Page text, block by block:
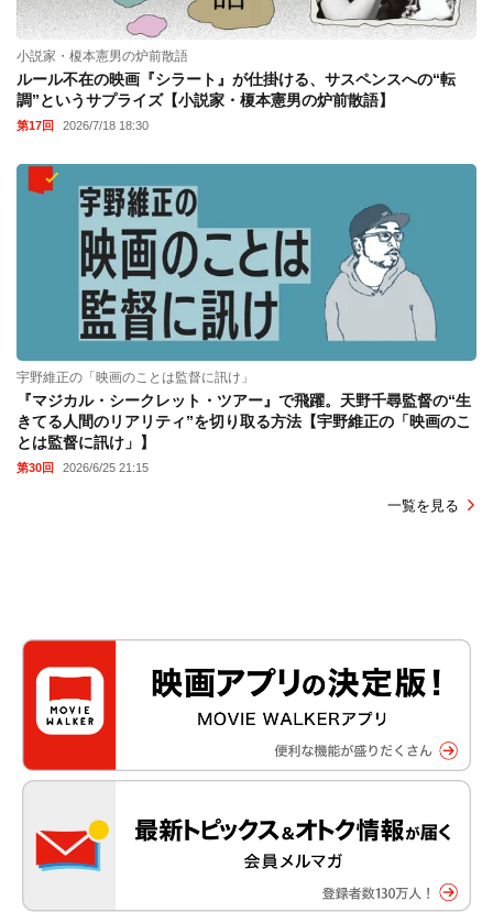
小説家・榎本憲男の炉前散語
ルール不在の映画『シラート』が仕掛ける、サスペンスへの“転
調”というサプライズ【小説家・榎本憲男の炉前散語】
第17回 2026/7/18 18:30
宇野維正の「映画のことは監督に訊け」
『マジカル・シークレット・ツアー』で飛躍。天野千尋監督の“生
きてる人間のリアリティ”を切り取る方法【宇野維正の「映画のこ
とは監督に訊け」】
第30回 2026/6/25 21:15
一覧を見る